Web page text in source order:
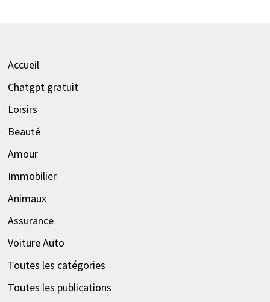
Accueil
Chatgpt gratuit
Loisirs
Beauté
Amour
Immobilier
Animaux
Assurance
Voiture Auto
Toutes les catégories
Toutes les publications